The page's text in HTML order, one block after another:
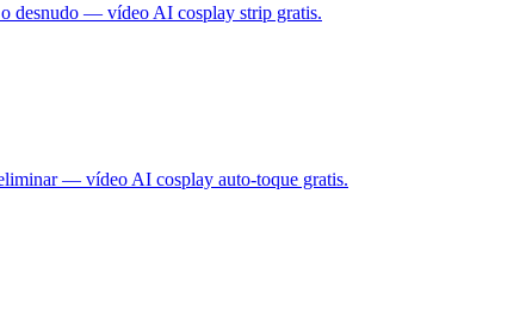
desnudo — vídeo AI cosplay strip gratis.
— vídeo AI cosplay auto-toque gratis.